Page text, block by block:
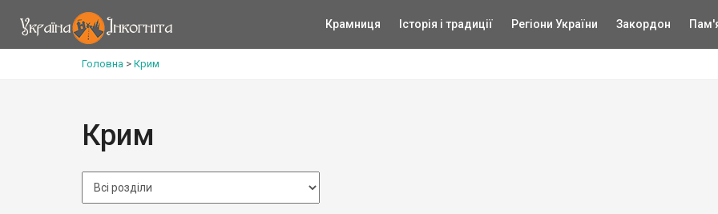
Крамниця Історія і традиції Регіони України Закордон
Головна > Крим
Крим